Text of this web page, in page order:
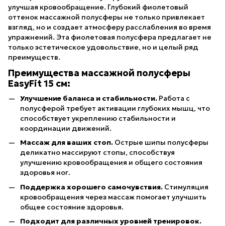
улучшая кровообращение. Глубокий фиолетовый
оттенок массажной полусферы не только привлекает
взгляд, но и создает атмосферу расслабления во время
упражнений. Эта фиолетовая полусфера предлагает не
только эстетическое удовольствие, но и целый ряд
преимуществ.
Преимущества массажной полусферы
EasyFit 15 см:
Улучшение баланса и стабильности. Работа с
полусферой требует активации глубоких мышц, что
способствует укреплению стабильности и
координации движений.
Массаж для ваших стоп. Острые шипы полусферы
деликатно массируют стопы, способствуя
улучшению кровообращения и общего состояния
здоровья ног.
Поддержка хорошего самочувствия. Стимуляция
кровообращения через массаж помогает улучшить
общее состояние здоровья.
Подходит для различных уровней тренировок.